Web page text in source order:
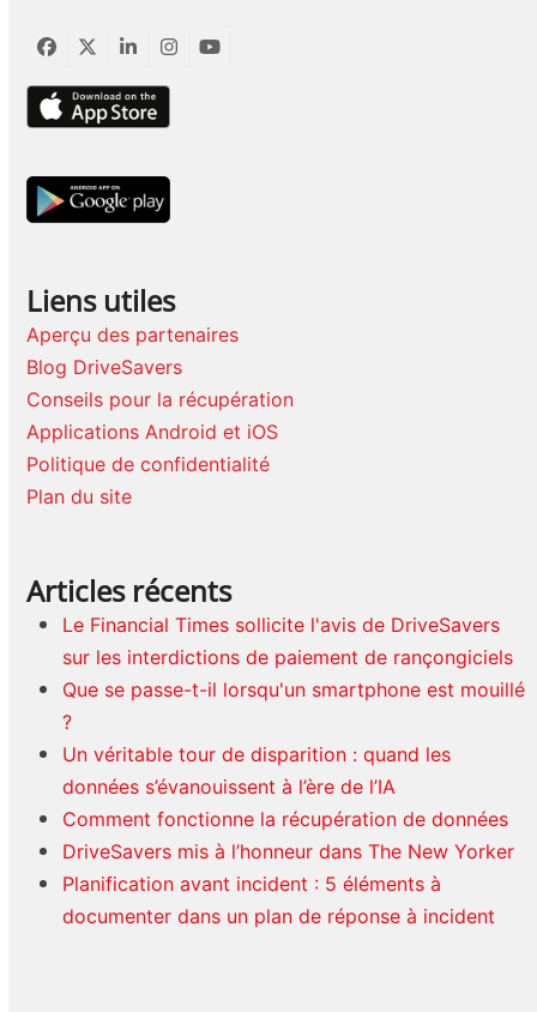
Facebook
TwitterLinkedInInstagram
YouTube
Liens utiles
Aperçu des partenaires
Blog DriveSavers
Conseils pour la récupération
Applications Android et iOS
Politique de confidentialité
Plan du site
Articles récents
Le Financial Times sollicite l'avis de DriveSavers
sur les interdictions de paiement de rançongiciels
Que se passe-t-il lorsqu'un smartphone est mouillé
?
Un véritable tour de disparition : quand les
données s’évanouissent à l’ère de l’IA
Comment fonctionne la récupération de données
DriveSavers mis à l’honneur dans The New Yorker
Planification avant incident : 5 éléments à
documenter dans un plan de réponse à incident